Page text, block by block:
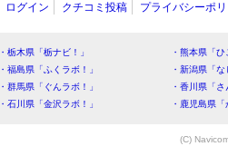
ログイン クチコミ投稿 プライバシーポ
・栃木県「栃ナビ！」
・熊本県「
・福島県「ふくラボ！」
・新潟県「
・群馬県「ぐんラボ！」
・香川県「
・石川県「金沢ラボ！」
・鹿児島県
(C)